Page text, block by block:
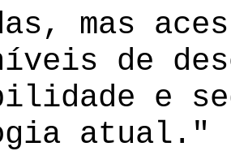
mas
de
e
atual."